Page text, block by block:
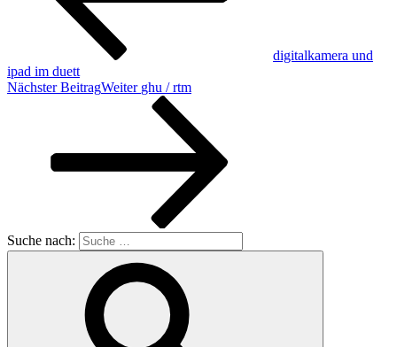
digitalkamera und
ipad im duett
Nächster BeitragWeiter ghu / rtm
Suche nach: